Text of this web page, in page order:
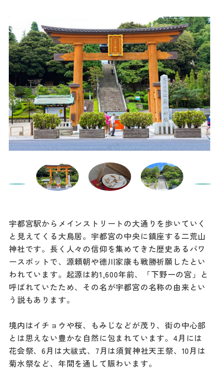
宇都宮駅からメインストリートの大通りを歩いていく
と見えてくる大鳥居。宇都宮の中央に鎮座する二荒山
神社です。長く人々の信仰を集めてきた歴史あるパワ
ースポットで、源頼朝や徳川家康も戦勝祈願したとい
われています。起源は約1,600年前、「下野一の宮」と
呼ばれていたため、その名が宇都宮の名称の由来とい
う説もあります。
境内はイチョウや桜、もみじなどが茂り、街の中心部
とは思えない豊かな自然に包まれています。4月には
花会祭、6月は大祓式、7月は須賀神社天王祭、10月は
菊水祭など、年間を通して賑わいます。